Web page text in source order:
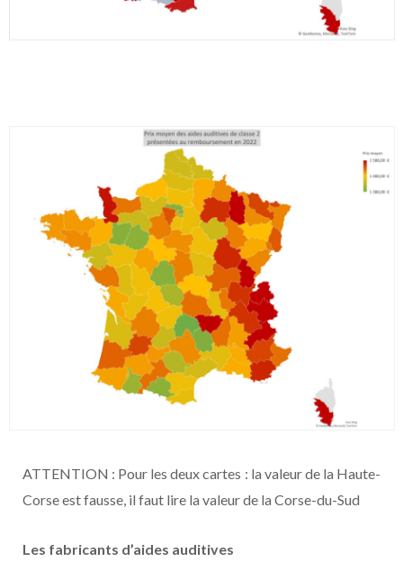
ATTENTION : Pour les deux cartes : la valeur de la Haute-
Corse est fausse, il faut lire la valeur de la Corse-du-Sud
Les fabricants d’aides auditives